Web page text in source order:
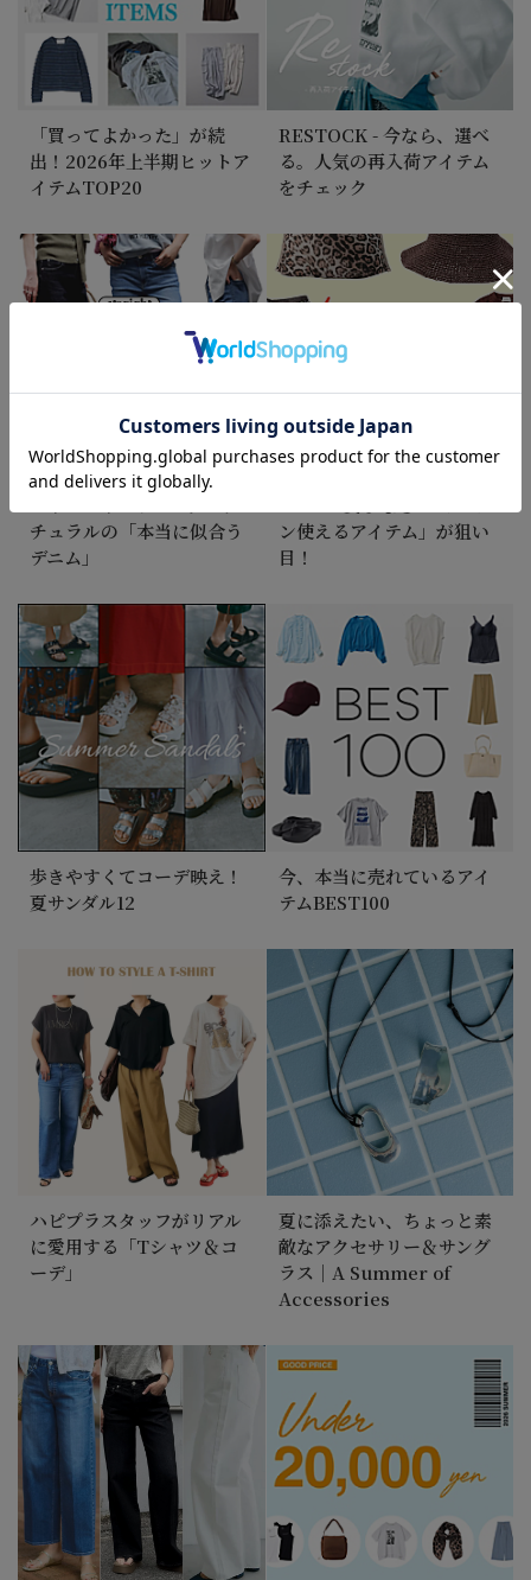
「買ってよかった」が続
出！2026年上半期ヒットア
イテムTOP20
RESTOCK - 今なら、選べ
る。人気の再入荷アイテム
をチェック
チュラルの「本当に似合う
デニム」
ン使えるアイテム」が狙い
目！
歩きやすくてコーデ映え！
夏サンダル12
今、本当に売れているアイ
テムBEST100
ハピプラスタッフがリアル
に愛用する「Tシャツ＆コ
ーデ」
夏に添えたい、ちょっと素
敵なアクセサリー＆サング
ラス｜A Summer of
Accessories